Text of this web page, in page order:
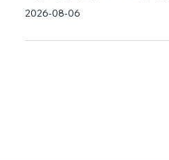
2026-08-06